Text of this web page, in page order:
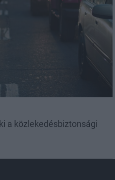
a közlekedésbiztonsági